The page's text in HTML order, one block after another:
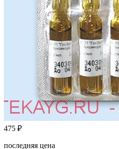
475 ₽
последняя цена